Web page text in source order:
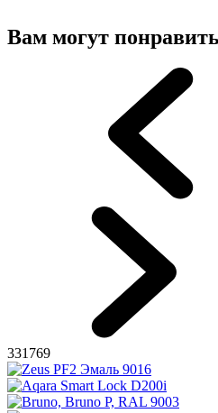
Вам могут
331769